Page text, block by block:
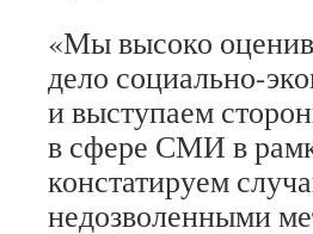
«Мы высоко
дело социально-
и выступаем
в сфере СМИ в
констатируем
недозволенными